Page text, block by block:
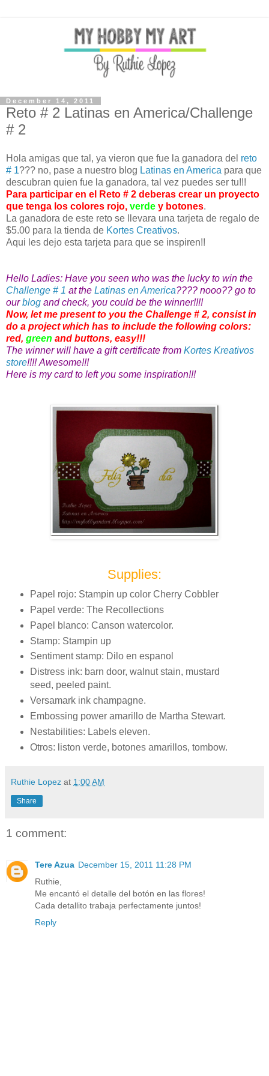
December 14, 2011
Reto # 2 Latinas en America/Challenge
# 2
Hola amigas que tal, ya vieron que fue la ganadora del reto
# 1??? no, pase a nuestro blog Latinas en America para que
descubran quien fue la ganadora, tal vez puedes ser tu!!!
Para participar en el Reto # 2 deberas crear un proyecto
que tenga los colores rojo, verde y botones.
La ganadora de este reto se llevara una tarjeta de regalo de
$5.00 para la tienda de Kortes Creativos.
Aqui les dejo esta tarjeta para que se inspiren!!
Hello Ladies: Have you seen who was the lucky to win the
Challenge # 1 at the Latinas en America???? nooo?? go to
ourblog and check, you could be the winner!!!!
Now, let me present to you the Challenge # 2, consist in
do a project which has to include the following colors:
red, green and buttons, easy!!!
The winner will have a gift certificate from Kortes Kreativos
store!!!! Awesome!!!
Here is my card to left you some inspiration!!!
Supplies:
Papel rojo: Stampin up color Cherry Cobbler
Papel verde: The Recollections
Papel blanco: Canson watercolor.
Stamp: Stampin up
Sentiment stamp: Dilo en espanol
Distress ink: barn door, walnut stain, mustard
seed, peeled paint.
Versamark ink champagne.
Embossing power amarillo de Martha Stewart.
Nestabilities: Labels eleven.
Otros: liston verde, botones amarillos, tombow.
Ruthie Lopez at 1:00 AM
Share
1 comment:
Tere Azua December 15, 2011 11:28 PM
Ruthie,
Me encantó el detalle del botón en las flores!
Cada detallito trabaja perfectamente juntos!
Reply